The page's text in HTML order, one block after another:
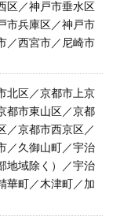
区／神戸市垂水区
市兵庫区／神戸市
／西宮市／尼崎市
北区／京都市上京
都市東山区／京都
／京都市西京区／
／久御山町／宇治
地域除く）／宇治
華町／木津町／加